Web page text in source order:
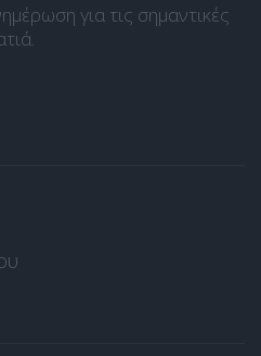
για τις σημαντικές